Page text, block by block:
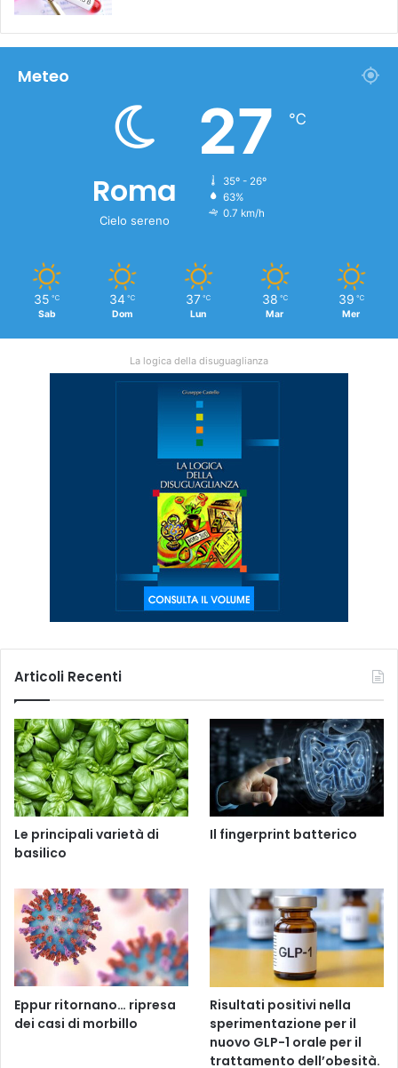
Meteo
Roma
Cielo sereno
27 ℃
35º - 26º
63%
0.7 km/h
35 ℃
Sab
34 ℃
Dom
37 ℃
Lun
38 ℃
Mar
39 ℃
Mer
La logica della disuguaglianza
Articoli Recenti
Le principali varietà di
basilico
Il fingerprint batterico
Eppur ritornano… ripresa
dei casi di morbillo
Risultati positivi nella
sperimentazione per il
nuovo GLP-1 orale per il
trattamento dell’obesità.